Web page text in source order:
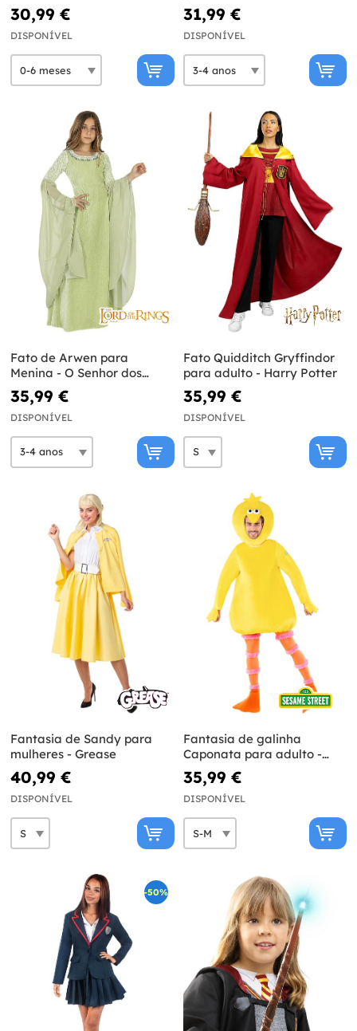
30,99 €
DISPONÍVEL
31,99 €
DISPONÍVEL
Fato de Arwen para
Menina - O Senhor dos
Anéis
35,99 €
DISPONÍVEL
Fato Quidditch Gryffindor
para adulto - Harry Potter
35,99 €
DISPONÍVEL
Fantasia de Sandy para
mulheres - Grease
40,99 €
DISPONÍVEL
Fantasia de galinha
Caponata para adulto -
Vila Sésamo
35,99 €
DISPONÍVEL
-50%